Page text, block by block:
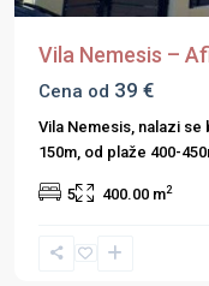
Vila Nemesis –
Cena od 39 €
Vila Nemesis, nalazi
150m, od plaže 400-
5 400.00 m2
Kalitea,